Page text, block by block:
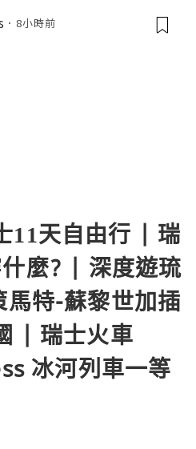
8小時前
11天自由行 | 瑞
麼? | 深度遊琉
特-蘇黎世加插
| 瑞士火車
冰河列車一等